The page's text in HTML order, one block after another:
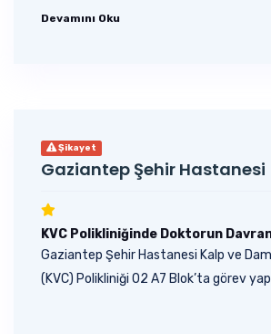
Devamını Oku
Şikayet
Gaziantep Şehir Hastanesi
KVC Polikliniğinde Doktorun
Gaziantep Şehir Hastanesi Kalp ve
(KVC) Polikliniği 02 A7 Blok’ta görev